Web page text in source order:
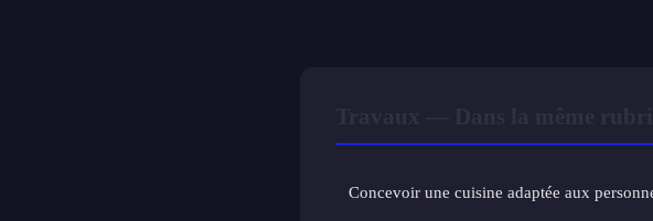
Concevoir une cuisine adaptée aux